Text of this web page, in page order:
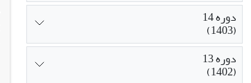
دوره 14
(1403)
دوره 13
(1402)